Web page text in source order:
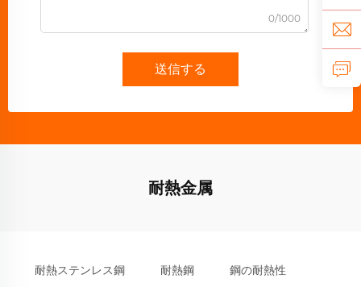
0/1000
送信する
耐熱金属
耐熱ステンレス鋼 耐熱鋼 鋼の耐熱性